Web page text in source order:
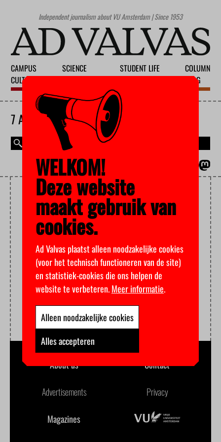
Independent journalism about VU Amsterdam | Since 1953
CAMPUS
CULTURE
SCIENCE
STUDENT LIFE
COLUMN
BLOG
7 AUGUST 2026
MAGAZINE
ENGLISH LITERATURE
About us Contact
Advertisements Privacy
Magazines
WELKOM!
Deze website
maakt gebruik van
cookies.
Ad Valvas plaatst alleen noodzakelijke cookies
(voor het technisch functioneren van de site)
en statistiek-cookies die ons helpen de
website te verbeteren.Meer informatie.
Alleen noodzakelijke cookies
Alles accepteren